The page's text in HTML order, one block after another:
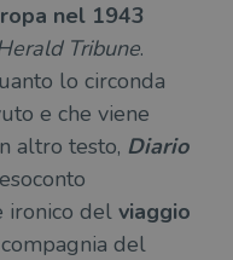
nel 1943
Tribune.
lo circonda
e che viene
altro testo, Diario
ironico del viaggio
del
.illibraio.it